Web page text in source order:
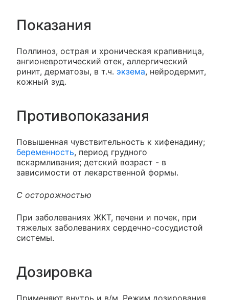
Показания
Поллиноз, острая и хроническая крапивница,
ангионевротический отек, аллергический
ринит, дерматозы, в т.ч. экзема, нейродермит,
кожный зуд.
Противопоказания
Повышенная чувствительность к хифенадину;
беременность, период грудного
вскармливания; детский возраст - в
зависимости от лекарственной формы.
С осторожностью
При заболеваниях ЖКТ, печени и почек, при
тяжелых заболеваниях сердечно-сосудистой
системы.
Дозировка